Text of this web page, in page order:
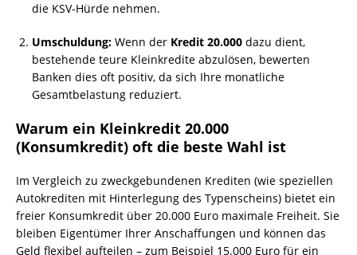
die KSV-Hürde nehmen.
Umschuldung: Wenn der Kredit 20.000 dazu dient,
bestehende teure Kleinkredite abzulösen, bewerten
Banken dies oft positiv, da sich Ihre monatliche
Gesamtbelastung reduziert.
Warum ein Kleinkredit 20.000
(Konsumkredit) oft die beste Wahl ist
Im Vergleich zu zweckgebundenen Krediten (wie speziellen
Autokrediten mit Hinterlegung des Typenscheins) bietet ein
freier Konsumkredit über 20.000 Euro maximale Freiheit. Sie
bleiben Eigentümer Ihrer Anschaffungen und können das
Geld flexibel aufteilen – zum Beispiel 15.000 Euro für ein